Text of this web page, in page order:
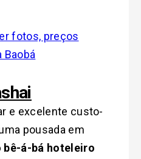
fotos, preços
Baobá
e excelente custo-
pousada em
bê-á-bá hoteleiro